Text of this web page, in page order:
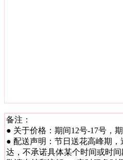
备注：
● 关于价格：期间12号-17号，
● 配送声明：节日送花高峰期
达，不承诺具体某个时间或时